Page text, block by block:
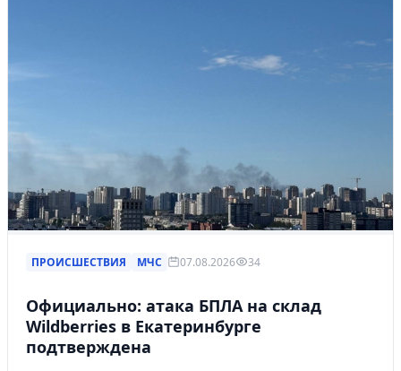
ПРОИСШЕСТВИЯ МЧС 07.08.2026 34
Официально: атака БПЛА на склад
Wildberries в Екатеринбурге
подтверждена